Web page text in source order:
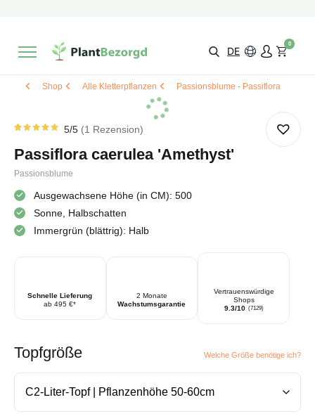
Wähle selbst
DE
0
Shop Alle Kletterpflanzen Passionsblume - Passiflora
von 5
basierend
Kundenbewertung
5/5 1 Rezension
Passiflora caerulea 'Amethyst'
Passionsblume
Ausgewachsene Höhe (in CM): 500
Sonne, Halbschatten
Immergrün (blättrig): Halb
Schnelle Lieferung
ab 495 €*
2 Monate
Wachstumsgarantie
Vertrauenswürdige
Shops
9.3/10 (7129)
Topfgröße Welche Größe benötige ich?